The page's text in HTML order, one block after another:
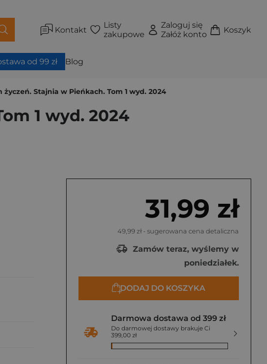
Kontakt
Listy
zakupowe
Zaloguj się
Załóż konto
Koszyk
od 99 zł Blog
życzeń. Stajnia w Pieńkach. Tom 1 wyd. 2024
1 wyd. 2024
31,99 zł
49,99 zł - sugerowana cena detaliczna
Zamów teraz, wyślemy w
poniedziałek.
DODAJ DO KOSZYKA
Darmowa dostawa od 399 zł
Do darmowej dostawy brakuje Ci
399,00 zł